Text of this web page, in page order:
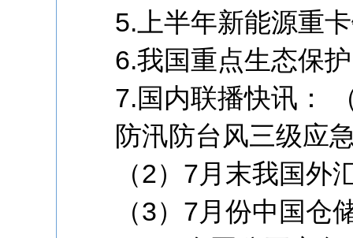
5.上半年新能源重
6.我国重点生态保
7.国内联播快讯：
防汛防台风三级应
（2）7月末我国外
（3）7月份中国仓